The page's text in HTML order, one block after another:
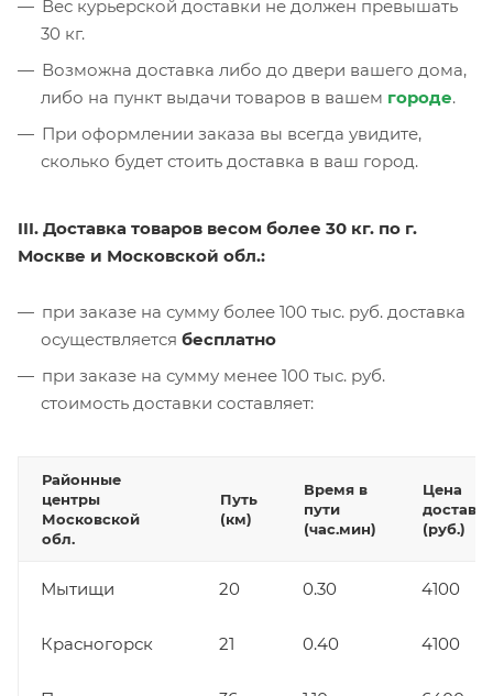
Вес курьерской доставки не должен превышать
30 кг.
Возможна доставка либо до двери вашего дома,
либо на пункт выдачи товаров в вашем городе.
При оформлении заказа вы всегда увидите,
сколько будет стоить доставка в ваш город.
III. Доставка товаров весом более 30 кг. по г.
Москве и Московской обл.:
при заказе на сумму более 100 тыс. руб. доставка
осуществляется бесплатно
при заказе на сумму менее 100 тыс. руб.
стоимость доставки составляет:
Районные
центры
Московской
обл.
Путь
(км)
Время в
пути
(час.мин)
Цена
(руб.)
Мытищи 20 0.30 4100
Красногорск 21 0.40 4100